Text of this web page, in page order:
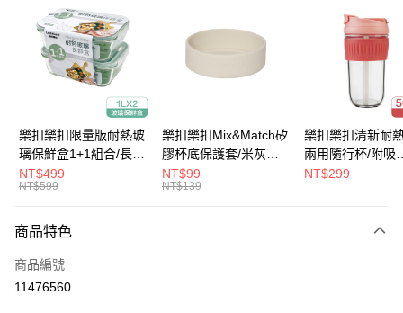
Apple Pay
街口支付
大哥付你分期
相關說明
【大哥付你分期使用說明】
1.本服務由台灣大哥大提供，台灣大哥大用戶可立即使用無須另外申請。
成交易。
4.訂單成立30分鐘內，如未前往確認交易或遇審核未通過，訂單將自動取
消。如遇「轉專審核」未通過狀況，表示未達大哥付你分期系統評分，恕無
ATM付款
運送方式
付款後全家取貨
每筆NT$80，滿NT$888(含以上)免運費
樂扣樂扣限量版耐熱玻
璃保鮮盒1+1組合/長方
形/1L(LLG445KKSP2-
01)
NT$499
NT$599
樂扣樂扣Mix&Match矽
膠杯底保護套/米灰
(BOTTOM-
LHC4343BEG)
NT$99
NT$139
樂扣樂扣清新耐
兩用隨行杯/附吸
管/500ml/粉
NT$299
商品特色
商品編號
11476560